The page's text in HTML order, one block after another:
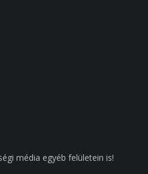
média egyéb felületein is!